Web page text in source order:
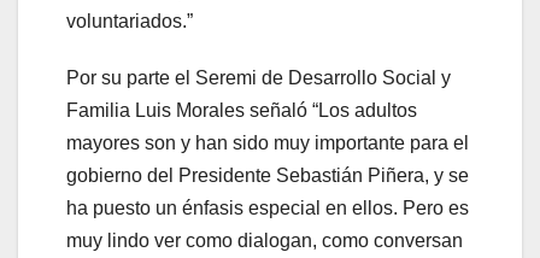
voluntariados.”
Por su parte el Seremi de Desarrollo Social y
Familia Luis Morales señaló “Los adultos
mayores son y han sido muy importante para el
gobierno del Presidente Sebastián Piñera, y se
ha puesto un énfasis especial en ellos. Pero es
muy lindo ver como dialogan, como conversan